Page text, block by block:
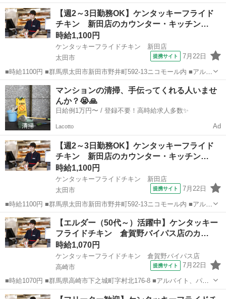
・定期的に寝返りのお手伝い ・お手洗いへの誘導 ・見守りや見回り
・ご利用者様のコール対応 など 雇用期間の定めなし 従事すべき業務
の変更の範囲:なし 就業の場所の...
アルバイト・パート
【週2～3日勤務OK】ケンタッキーフライド
チキン 新田店のカウンター・キッチン…
時給1,100円
ケンタッキーフライドチキン 新田店
太田市
提携サイト 7月22日
■時給1100円 ■群馬県太田市新田市野井町592-13ニコモール内 ■アルバ
イト、パート ■未経験歓迎、高校生OK、フリーター歓迎、ミドル（40
代～）活躍中、エルダー（50代～）活躍中、シニア（60代～）活躍
中、ボーナス・...
群馬 太田市 ファーストフード
マンションの清掃、手伝ってくれる人いませ
んか？😭🙏
日給例1万円〜 / 登録不要！高時給求人多数✨
Lacotto Ad
【週2～3日勤務OK】ケンタッキーフライド
チキン 新田店のカウンター・キッチン…
時給1,100円
ケンタッキーフライドチキン 新田店
太田市
提携サイト 7月22日
■時給1100円 ■群馬県太田市新田市野井町592-13ニコモール内 ■アルバ
イト、パート ■未経験歓迎、高校生OK、フリーター歓迎、ミドル（40
代～）活躍中、エルダー（50代～）活躍中、シニア（60代～）活躍
中、ボーナス・...
群馬 太田市 ファーストフード
【エルダー（50代～）活躍中】ケンタッキー
フライドチキン 倉賀野バイパス店のカ…
時給1,070円
ケンタッキーフライドチキン 倉賀野バイパス店
高崎市
提携サイト 7月22日
■時給1070円 ■群馬県高崎市下之城町字村北176-8 ■アルバイト、パー
ト ■未経験歓迎、高校生OK、フリーター歓迎、ミドル（40代～）活躍
群馬 高崎市 ファーストフード